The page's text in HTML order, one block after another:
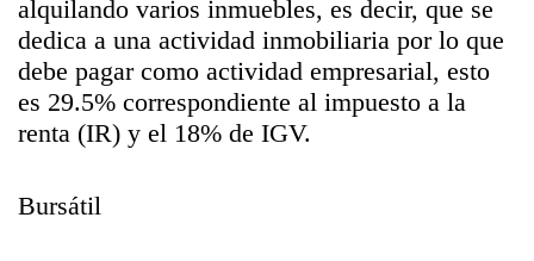
alquilando varios inmuebles, es decir, que se
dedica a una actividad inmobiliaria por lo que
debe pagar como actividad empresarial, esto
es 29.5% correspondiente al impuesto a la
renta (IR) y el 18% de IGV.
Bursátil